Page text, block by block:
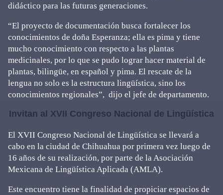
didáctico para las futuras generaciones.
“El proyecto de documentación busca fortalecer los
conocimientos de doña Esperanza; ella es pima y tiene
mucho conocimiento con respecto a las plantas
medicinales, por lo que se pudo lograr hacer material de
plantas, bilingüe, en español y pima. El rescate de la
lengua no solo es la estructura lingüística, sino los
conocimientos regionales”, dijo el jefe de departamento.
Invitan al XVII Congreso Nacional de Lingüística
El XVII Congreso Nacional de Lingüística se llevará a
cabo en la ciudad de Chihuahua por primera vez luego de
16 años de su realización, por parte de la Asociación
Mexicana de Lingüística Aplicada (AMLA).
Este encuentro tiene la finalidad de propiciar espacios de